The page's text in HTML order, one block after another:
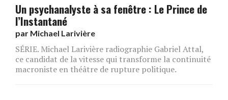
Un psychanalyste à sa fenêtre : Le Prince de
l’Instantané
par Michael Larivière
SÉRIE. Michael Larivière radiographie Gabriel Attal,
ce candidat de la vitesse qui transforme la continuité
macroniste en théâtre de rupture politique.